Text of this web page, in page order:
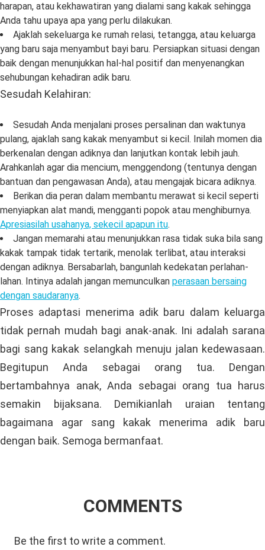
harapan, atau kekhawatiran yang dialami sang kakak sehingga
Anda tahu upaya apa yang perlu dilakukan.
Ajaklah sekeluarga ke rumah relasi, tetangga, atau keluarga
yang baru saja menyambut bayi baru. Persiapkan situasi dengan
baik dengan menunjukkan hal-hal positif dan menyenangkan
sehubungan kehadiran adik baru.
Sesudah Kelahiran:
Sesudah Anda menjalani proses persalinan dan waktunya
pulang, ajaklah sang kakak menyambut si kecil. Inilah momen dia
berkenalan dengan adiknya dan lanjutkan kontak lebih jauh.
Arahkanlah agar dia mencium, menggendong (tentunya dengan
bantuan dan pengawasan Anda), atau mengajak bicara adiknya.
Berikan dia peran dalam membantu merawat si kecil seperti
menyiapkan alat mandi, mengganti popok atau menghiburnya.
Apresiasilah usahanya, sekecil apapun itu.
Jangan memarahi atau menunjukkan rasa tidak suka bila sang
kakak tampak tidak tertarik, menolak terlibat, atau interaksi
dengan adiknya. Bersabarlah, bangunlah kedekatan perlahan-
lahan. Intinya adalah jangan memunculkan perasaan bersaing
dengan saudaranya.
Proses adaptasi menerima adik baru dalam keluarga
tidak pernah mudah bagi anak-anak. Ini adalah sarana
bagi sang kakak selangkah menuju jalan kedewasaan.
Begitupun Anda sebagai orang tua. Dengan
bertambahnya anak, Anda sebagai orang tua harus
semakin bijaksana. Demikianlah uraian tentang
bagaimana agar sang kakak menerima adik baru
dengan baik. Semoga bermanfaat.
COMMENTS
Be the first to write a comment.